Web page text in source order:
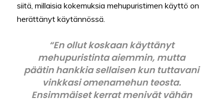
siitä, millaisia kokemuksia mehupuristimen käyttö on
herättänyt käytännössä.
“En ollut koskaan käyttänyt
mehupuristinta aiemmin, mutta
päätin hankkia sellaisen kun tuttavani
vinkkasi omenamehun teosta.
Ensimmäiset kerrat menivät vähän